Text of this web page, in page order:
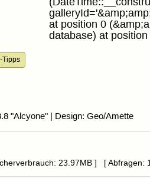
at position 0
database) at
Tipps
"Alcyone" | Design: Geo/Amette
23.97MB ] [ Abfragen: